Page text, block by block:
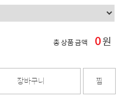
총 상품 금액 0원
장바구니 찜